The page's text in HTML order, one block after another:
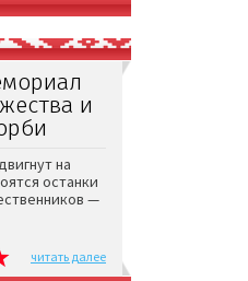
и
на
останки
—
читать далее